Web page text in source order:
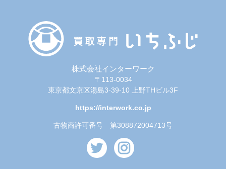
株式会社インターワーク
〒113-0034
東京都文京区湯島3-39-10 上野THビル3F
https://interwork.co.jp
古物商許可番号 第308872004713号